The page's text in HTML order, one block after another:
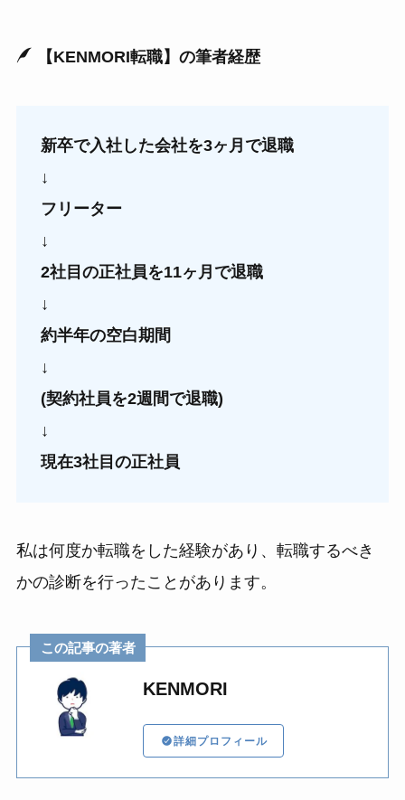
【KENMORI転職】の筆者経歴
新卒で入社した会社を3ヶ月で退職
↓
フリーター
↓
2社目の正社員を11ヶ月で退職
↓
約半年の空白期間
↓
(契約社員を2週間で退職)
↓
現在3社目の正社員
私は何度か転職をした経験があり、転職するべき
かの診断を行ったことがあります。
この記事の著者
KENMORI
詳細プロフィール